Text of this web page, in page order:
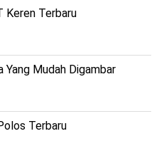
Keren Terbaru
Yang Mudah Digambar
Terbaru